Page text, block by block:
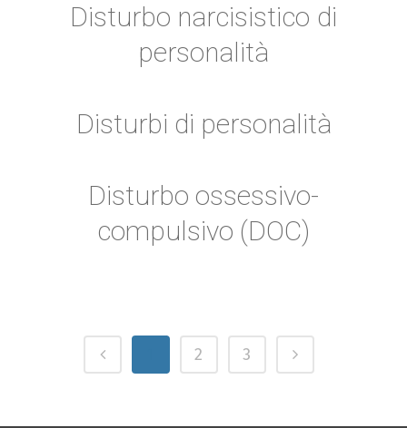
Disturbo narcisistico di
personalità
Disturbi di personalità
Disturbo ossessivo-
compulsivo (DOC)
2 3